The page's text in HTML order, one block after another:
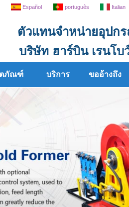
ตัวแทนจำหน่ายอุปก
บริษัท ฮาร์บิน เรนโบ
Español português Italian
ภัณฑ์ บริการ ขออ้างถึง